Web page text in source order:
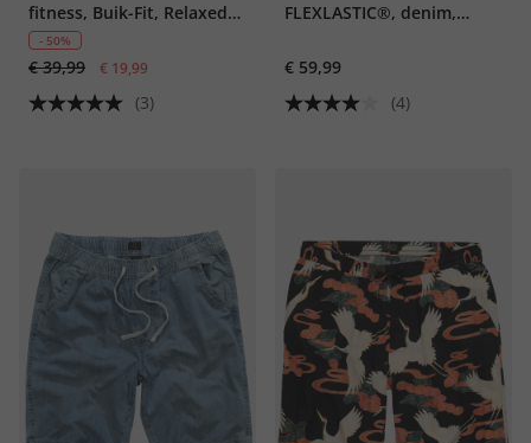
fitness, Buik-Fit, Relaxed
Fit, tot 7XL
- 50%
€ 39,99 € 19,99
(3)
FLEXLASTIC®, denim,
€ 59,99
(4)